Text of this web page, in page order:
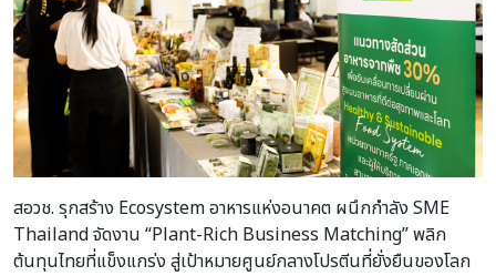
สอวช. รุกสร้าง Ecosystem อาหารแห่งอนาคต ผนึกกำลัง SME
Thailand จัดงาน “Plant-Rich Business Matching” พลิก
ต้นทุนไทยที่แข็งแกร่ง สู่เป้าหมายศูนย์กลางโปรตีนที่ยั่งยืนของโลก